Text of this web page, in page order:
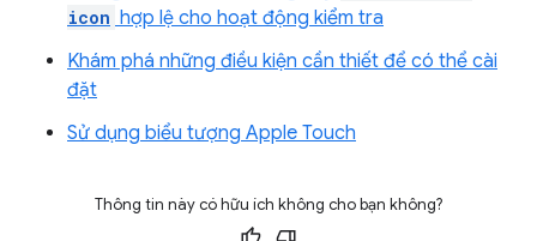
icon hợp lệ cho hoạt động kiểm tra
Khám phá những điều kiện cần thiết để có thể cài
đặt
Sử dụng biểu tượng Apple Touch
Thông tin này có hữu ích không cho bạn không?